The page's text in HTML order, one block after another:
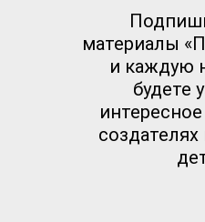
материалы
и каждую
будете